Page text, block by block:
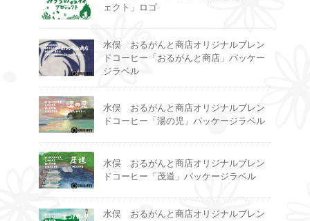
ェクト」ロゴ
水俣 おるがんと商店オリジナルブレン
ドコーヒー「おるがんと商店」パッケー
ジラベル
水俣 おるがんと商店オリジナルブレン
ドコーヒー「湯の児」パッケージラベル
水俣 おるがんと商店オリジナルブレン
ドコーヒー「茂道」パッケージラベル
水俣 おるがんと商店オリジナルブレン